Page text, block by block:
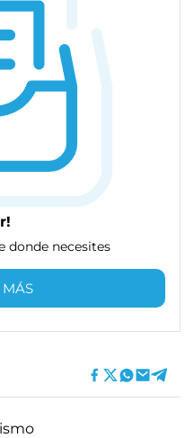
donde necesites